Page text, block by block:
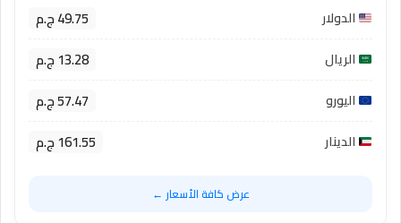
الدولار 49.75 ج.م
الريال 13.28 ج.م
اليورو 57.47 ج.م
الدينار 161.55 ج.م
عرض كافة الأسعار ←